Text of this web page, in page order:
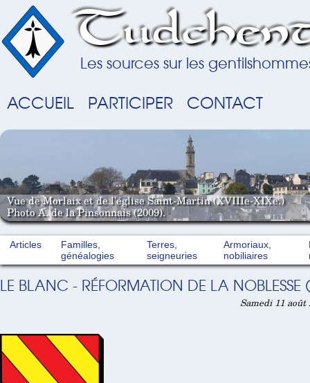
Les sources sur les
ACCUEIL PARTICIPER CONTACT
Vue de Morlaix et de l'église Saint-Martin (XVIIIe-XIXe.)
Photo A. de la Pinsonnais (2009).
Articles
Familles,
généalogies
Terres,
seigneuries
Armoriaux,
nobiliaires
LE BLANC - RÉFORMATION DE LA
Samedi 11